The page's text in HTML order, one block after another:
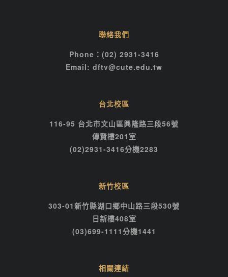
聯絡我們
Phone：(02) 2931-3416
Email: dftv@cute.edu.tw
台北校區
116-95 台北市文山區興隆路三段56號
傳賢樓201室
(02)2931-3416分機2283
新竹校區
303-01新竹縣湖口鄉中山路三段530號
日新樓408室
(03)699-1111分機1441
相關連結